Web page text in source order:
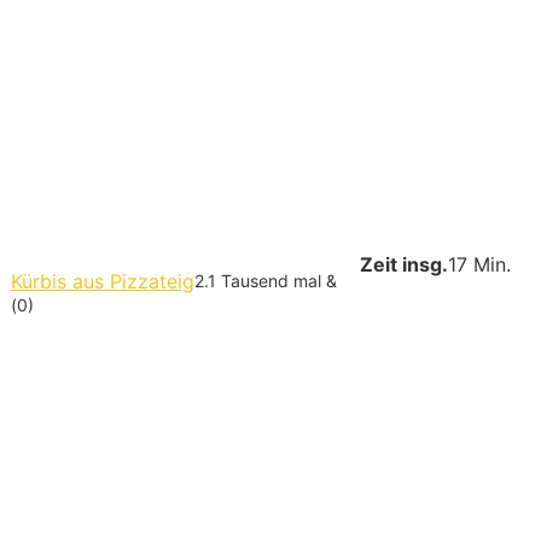
Zeit insg.17 Min.
Kürbis aus Pizzateig2.1 Tausend mal &
(0)